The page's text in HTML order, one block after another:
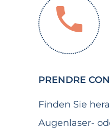
PRENDRE
Finden Sie
Augenlaser-